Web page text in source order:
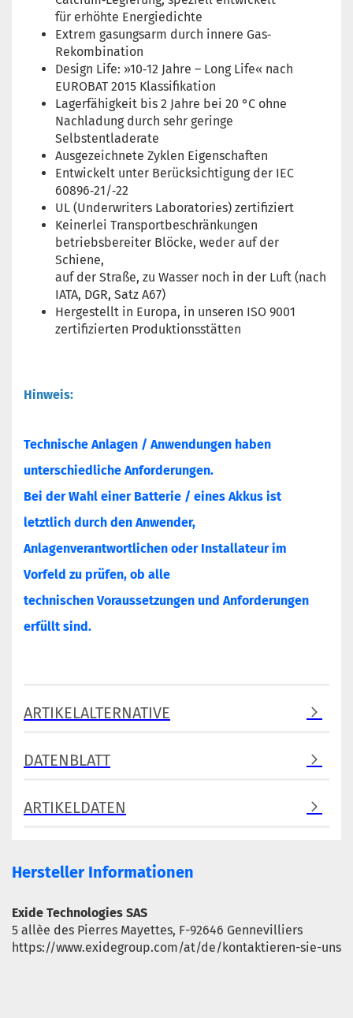
für erhöhte Energiedichte
Extrem gasungsarm durch innere Gas‐
Rekombination
Design Life: »10‐12 Jahre – Long Life« nach
EUROBAT 2015 Klassifikation
Lagerfähigkeit bis 2 Jahre bei 20 °C ohne
Nachladung durch sehr geringe
Selbstentladerate
Ausgezeichnete Zyklen Eigenschaften
Entwickelt unter Berücksichtigung der IEC
60896‐21/‐22
UL (Underwriters Laboratories) zertifiziert
Keinerlei Transportbeschränkungen
betriebsbereiter Blöcke, weder auf der
Schiene,
auf der Straße, zu Wasser noch in der Luft (nach
IATA, DGR, Satz A67)
Hergestellt in Europa, in unseren ISO 9001
zertifizierten Produktionsstätten
Hinweis:
Technische Anlagen / Anwendungen haben
unterschiedliche Anforderungen.
Bei der Wahl einer Batterie / eines Akkus ist
letztlich durch den Anwender,
Anlagenverantwortlichen oder Installateur im
Vorfeld zu prüfen, ob alle
technischen Voraussetzungen und Anforderungen
erfüllt sind.
ARTIKELALTERNATIVE
DATENBLATT
ARTIKELDATEN
Hersteller Informationen
Exide Technologies SAS
5 allèe des Pierres Mayettes, F-92646 Gennevilliers
https://www.exidegroup.com/at/de/kontaktieren-sie-uns